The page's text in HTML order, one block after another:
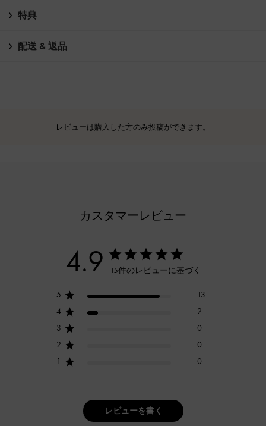
特典
配送 & 返品
レビューは購入した方のみ投稿ができます。
カスタマーレビュー
4.9 15件のレビューに基づく
5
13
4
2
3
0
2
0
1
0
レビューを書く